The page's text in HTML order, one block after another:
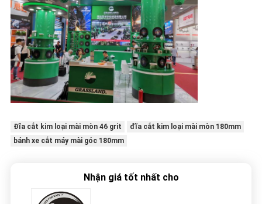
Đĩa cắt kim loại mài mòn 46 grit
đĩa cắt kim loại mài mòn 180mm
bánh xe cắt máy mài góc 180mm
Nhận giá tốt nhất cho